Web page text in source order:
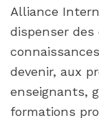
Alliance
dispenser des
devenir, aux
enseignants,
formations